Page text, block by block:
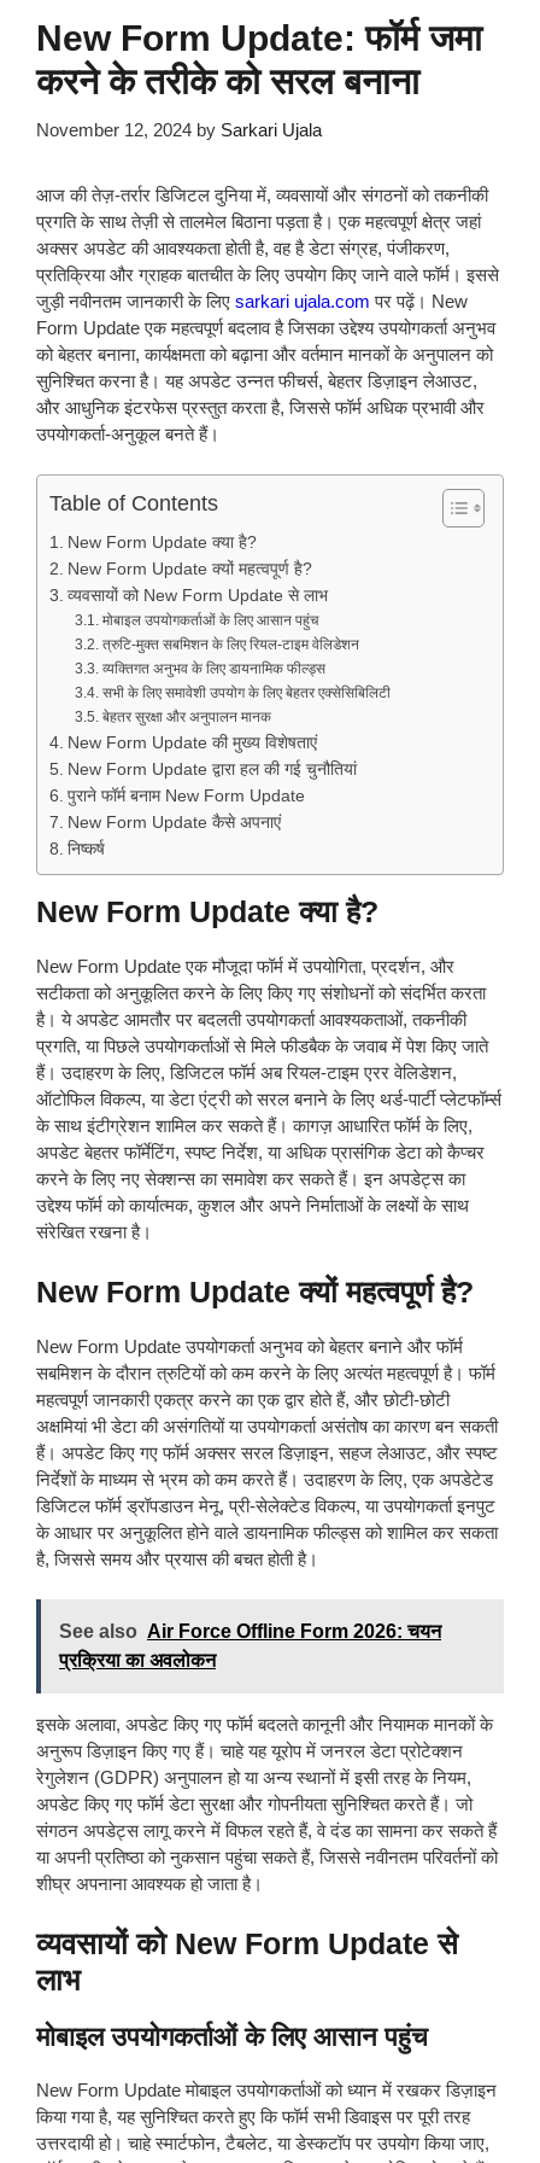
New Form Update: फॉर्म जमा
करने के तरीके को सरल बनाना
November 12, 2024 by Sarkari Ujala
आज की तेज़-तर्रार डिजिटल दुनिया में, व्यवसायों और संगठनों को तकनीकी
प्रगति के साथ तेज़ी से तालमेल बिठाना पड़ता है। एक महत्वपूर्ण क्षेत्र जहां
अक्सर अपडेट की आवश्यकता होती है, वह है डेटा संग्रह, पंजीकरण,
प्रतिक्रिया और ग्राहक बातचीत के लिए उपयोग किए जाने वाले फॉर्म। इससे
जुड़ी नवीनतम जानकारी के लिए sarkari ujala.com पर पढ़ें। New
Form Update एक महत्वपूर्ण बदलाव है जिसका उद्देश्य उपयोगकर्ता अनुभव
को बेहतर बनाना, कार्यक्षमता को बढ़ाना और वर्तमान मानकों के अनुपालन को
सुनिश्चित करना है। यह अपडेट उन्नत फीचर्स, बेहतर डिज़ाइन लेआउट,
और आधुनिक इंटरफेस प्रस्तुत करता है, जिससे फॉर्म अधिक प्रभावी और
उपयोगकर्ता-अनुकूल बनते हैं।
Table of Contents
New Form Update क्या है?
New Form Update क्यों महत्वपूर्ण है?
व्यवसायों को New Form Update से लाभ
मोबाइल उपयोगकर्ताओं के लिए आसान पहुंच
त्रुटि-मुक्त सबमिशन के लिए रियल-टाइम वेलिडेशन
व्यक्तिगत अनुभव के लिए डायनामिक फील्ड्स
सभी के लिए समावेशी उपयोग के लिए बेहतर एक्सेसिबिलिटी
बेहतर सुरक्षा और अनुपालन मानक
New Form Update की मुख्य विशेषताएं
New Form Update द्वारा हल की गई चुनौतियां
पुराने फॉर्म बनाम New Form Update
New Form Update कैसे अपनाएं
निष्कर्ष
New Form Update क्या है?
New Form Update एक मौजूदा फॉर्म में उपयोगिता, प्रदर्शन, और
सटीकता को अनुकूलित करने के लिए किए गए संशोधनों को संदर्भित करता
है। ये अपडेट आमतौर पर बदलती उपयोगकर्ता आवश्यकताओं, तकनीकी
प्रगति, या पिछले उपयोगकर्ताओं से मिले फीडबैक के जवाब में पेश किए जाते
हैं। उदाहरण के लिए, डिजिटल फॉर्म अब रियल-टाइम एरर वेलिडेशन,
ऑटोफिल विकल्प, या डेटा एंट्री को सरल बनाने के लिए थर्ड-पार्टी प्लेटफॉर्म्स
के साथ इंटीग्रेशन शामिल कर सकते हैं। कागज़ आधारित फॉर्म के लिए,
अपडेट बेहतर फॉर्मेटिंग, स्पष्ट निर्देश, या अधिक प्रासंगिक डेटा को कैप्चर
करने के लिए नए सेक्शन्स का समावेश कर सकते हैं। इन अपडेट्स का
उद्देश्य फॉर्म को कार्यात्मक, कुशल और अपने निर्माताओं के लक्ष्यों के साथ
संरेखित रखना है।
New Form Update क्यों महत्वपूर्ण है?
New Form Update उपयोगकर्ता अनुभव को बेहतर बनाने और फॉर्म
सबमिशन के दौरान त्रुटियों को कम करने के लिए अत्यंत महत्वपूर्ण है। फॉर्म
महत्वपूर्ण जानकारी एकत्र करने का एक द्वार होते हैं, और छोटी-छोटी
अक्षमियां भी डेटा की असंगतियों या उपयोगकर्ता असंतोष का कारण बन सकती
हैं। अपडेट किए गए फॉर्म अक्सर सरल डिज़ाइन, सहज लेआउट, और स्पष्ट
निर्देशों के माध्यम से भ्रम को कम करते हैं। उदाहरण के लिए, एक अपडेटेड
डिजिटल फॉर्म ड्रॉपडाउन मेनू, प्री-सेलेक्टेड विकल्प, या उपयोगकर्ता इनपुट
के आधार पर अनुकूलित होने वाले डायनामिक फील्ड्स को शामिल कर सकता
है, जिससे समय और प्रयास की बचत होती है।
See also Air Force Offline Form 2026: चयन
प्रक्रिया का अवलोकन
इसके अलावा, अपडेट किए गए फॉर्म बदलते कानूनी और नियामक मानकों के
अनुरूप डिज़ाइन किए गए हैं। चाहे यह यूरोप में जनरल डेटा प्रोटेक्शन
रेगुलेशन (GDPR) अनुपालन हो या अन्य स्थानों में इसी तरह के नियम,
अपडेट किए गए फॉर्म डेटा सुरक्षा और गोपनीयता सुनिश्चित करते हैं। जो
संगठन अपडेट्स लागू करने में विफल रहते हैं, वे दंड का सामना कर सकते हैं
या अपनी प्रतिष्ठा को नुकसान पहुंचा सकते हैं, जिससे नवीनतम परिवर्तनों को
शीघ्र अपनाना आवश्यक हो जाता है।
व्यवसायों को New Form Update से
लाभ
मोबाइल उपयोगकर्ताओं के लिए आसान पहुंच
New Form Update मोबाइल उपयोगकर्ताओं को ध्यान में रखकर डिज़ाइन
किया गया है, यह सुनिश्चित करते हुए कि फॉर्म सभी डिवाइस पर पूरी तरह
उत्तरदायी हो। चाहे स्मार्टफोन, टैबलेट, या डेस्कटॉप पर उपयोग किया जाए,